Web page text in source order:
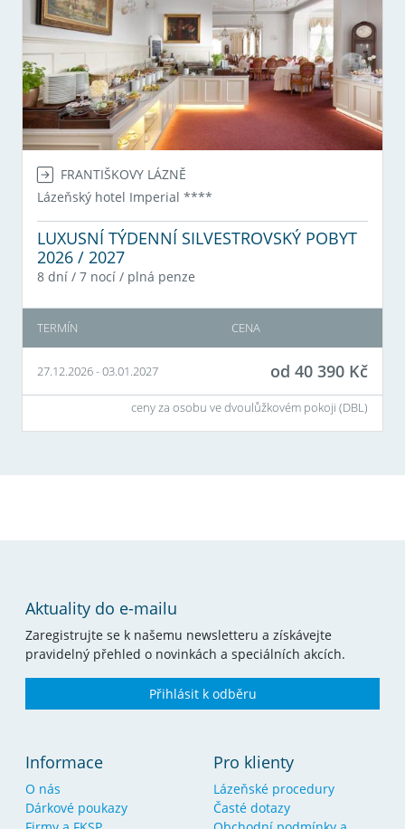
FRANTIŠKOVY LÁZNĚ
Lázeňský hotel Imperial ****
LUXUSNÍ TÝDENNÍ SILVESTROVSKÝ POBYT
2026 / 2027
8 dní / 7 nocí / plná penze
TERMÍN CENA
27.12.2026-03.01.2027 od 40 390 Kč
ceny za osobu ve dvoulůžkovém pokoji (DBL)
Aktuality do e-mailu
Zaregistrujte se k našemu newsletteru a získávejte
pravidelný přehled o novinkách a speciálních akcích.
Přihlásit k odběru
Informace
O nás
Dárkové poukazy
Pro klienty
Lázeňské procedury
Časté dotazy